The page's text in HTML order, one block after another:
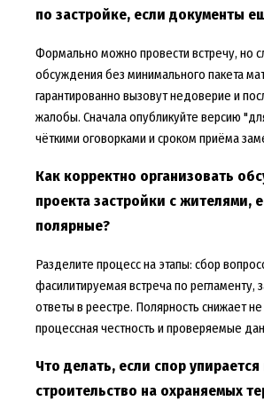
по застройке, если документы
Формально можно провести встречу, но
обсуждения без минимального пакета
гарантированно вызовут недоверие и
жалобы. Сначала опубликуйте версию
чёткими оговорками и сроком приёма
Как корректно организовать
проекта застройки с жителями,
полярные?
Разделите процесс на этапы: сбор
фасилитируемая встреча по регламенту,
ответы в реестре. Полярность снижает
процессная честность и проверяемые
Что делать, если спор упирается
строительство на охраняемых